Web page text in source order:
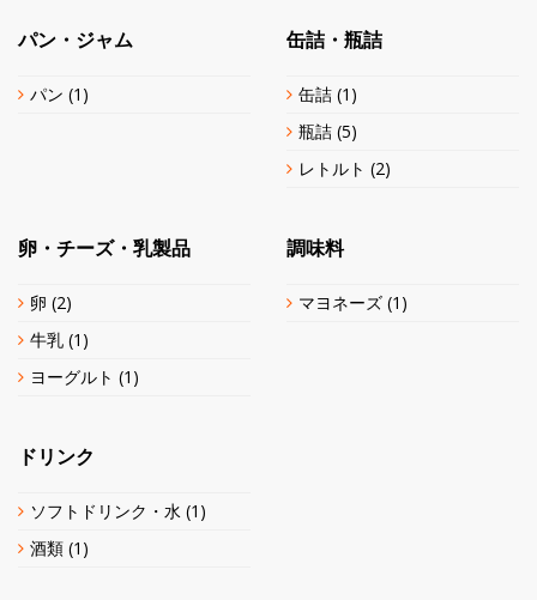
パン・ジャム
パン (1)
缶詰・瓶詰
缶詰 (1)
瓶詰 (5)
レトルト (2)
卵・チーズ・乳製品
卵 (2)
牛乳 (1)
ヨーグルト (1)
調味料
マヨネーズ (1)
ドリンク
ソフトドリンク・水 (1)
酒類 (1)